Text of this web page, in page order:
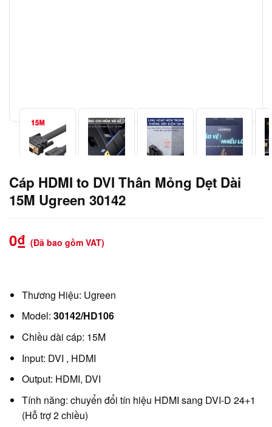
Cáp HDMI to DVI Thân Mỏng Dẹt Dài
15M Ugreen 30142
0₫ (Đã bao gồm VAT)
Thương Hiệu: Ugreen
Model: 30142/HD106
Chiều dài cáp: 15M
Input: DVI , HDMI
Output: HDMI, DVI
Tính năng: chuyển đổi tín hiệu HDMI sang DVI-D 24+1
(Hỗ trợ 2 chiều)